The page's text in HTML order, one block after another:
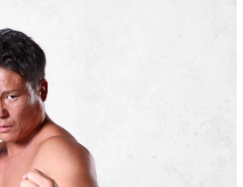
中文（简体）
中文（繁體）
ไทย
العربية